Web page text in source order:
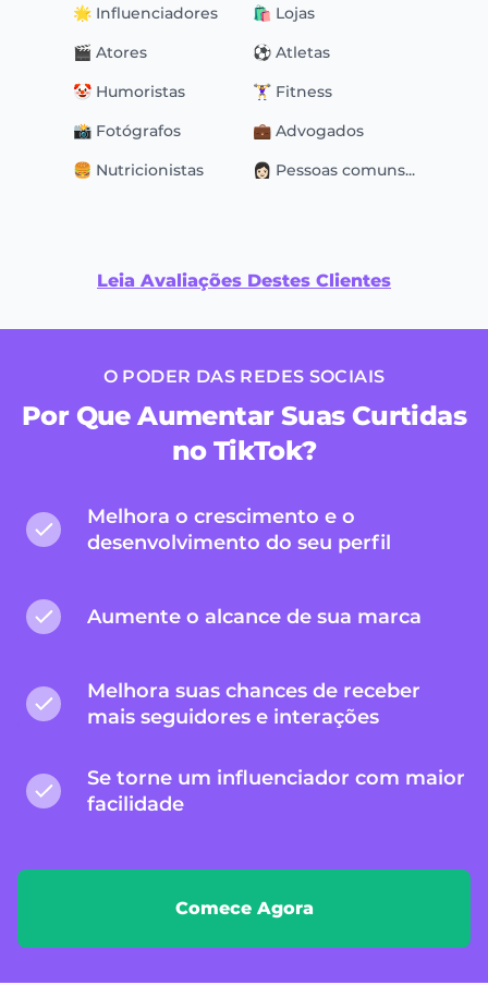
🌟 Influenciadores
🛍 Lojas
🎬 Atores
⚽️ Atletas
🤡 Humoristas
🏋️‍♀️ Fitness
📸 Fotógrafos
💼 Advogados
🍔 Nutricionistas
👩🏻 Pessoas comuns...
Leia Avaliações Destes Clientes
O PODER DAS REDES SOCIAIS
Por Que Aumentar Suas Curtidas
no TikTok?
Melhora o crescimento e o
desenvolvimento do seu perfil
Aumente o alcance de sua marca
Melhora suas chances de receber
mais seguidores e interações
Se torne um influenciador com maior
facilidade
Comece Agora